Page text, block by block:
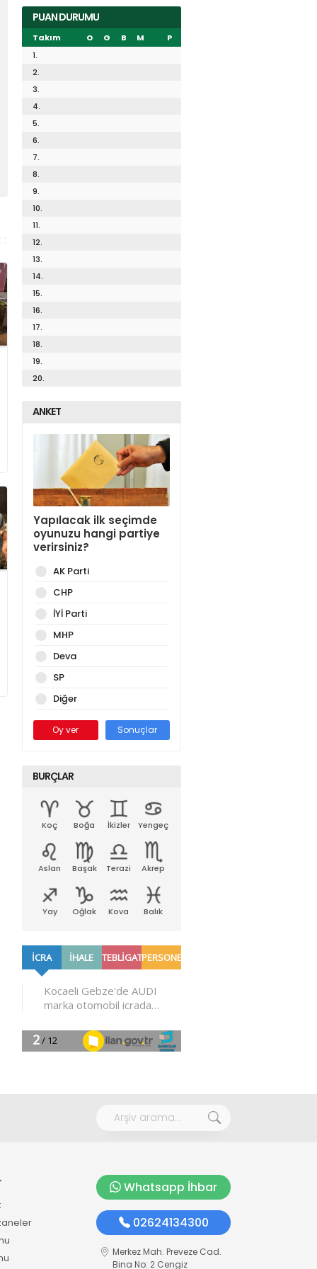
PUAN DURUMU
Takım O G B M
P
1.
2.
3.
4.
5.
6.
7.
8.
9.
10.
11.
12.
13.
14.
15.
16.
17.
18.
19.
20.
ANKET
Yapılacak ilk seçimde
oyunuzu hangi partiye
verirsiniz?
AK Parti
CHP
İYİ Parti
MHP
Deva
SP
Diğer
Oy ver Sonuçlar
BURÇLAR
Koç Boğa İkizler Yengeç
Aslan Başak Terazi Akrep
Yay Oğlak Kova Balık
Whatsapp İhbar
02624134300
Merkez Mah. Preveze Cad.
Bina No: 2 Cengiz